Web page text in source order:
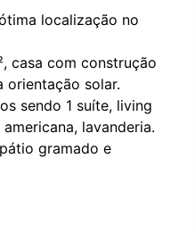
localização no
casa com construção
orientação solar.
sendo 1 suíte, living
lavanderia.
gramado e